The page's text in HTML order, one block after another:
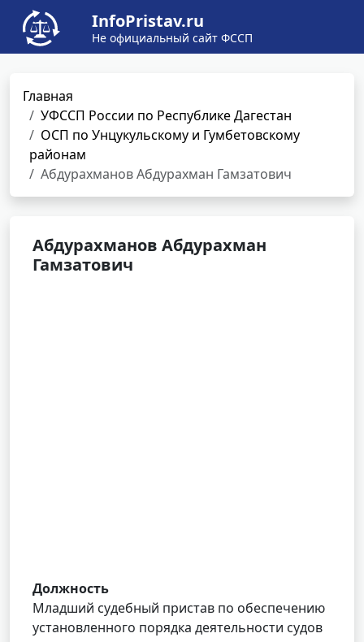
InfoPristav.ru
Не официальный сайт ФССП
Главная
УФССП России по Республике Дагестан
ОСП по Унцукульскому и Гумбетовскому
районам
Абдурахманов Абдурахман Гамзатович
Абдурахманов Абдурахман
Гамзатович
Должность
Младший судебный пристав по обеспечению
установленного порядка деятельности судов